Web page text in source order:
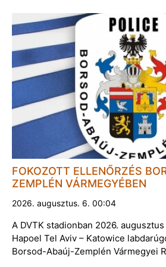
FOKOZOTT ELLENŐRZÉS
ZEMPLÉN VÁRMEGYÉBEN
2026. augusztus. 6. 00:04
A DVTK stadionban 2026.
Hapoel Tel Aviv – Katowice
Borsod-Abaúj-Zemplén Vármegyei